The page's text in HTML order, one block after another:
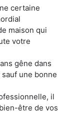
certaine
maison qui
votre
gêne dans
une bonne
il
être de vos